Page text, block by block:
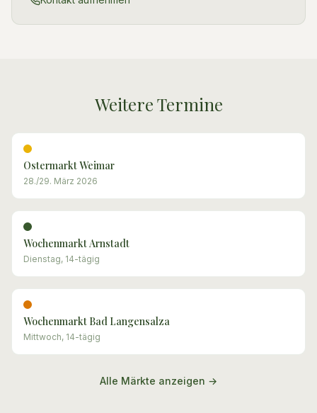
Weitere Termine
Ostermarkt Weimar
28./29. März 2026
Wochenmarkt Arnstadt
Dienstag, 14-tägig
Wochenmarkt Bad Langensalza
Mittwoch, 14-tägig
Alle Märkte anzeigen →